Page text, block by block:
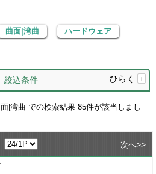
曲面|湾曲 ハードウェア
絞込条件 ひらく +
|湾曲”での検索結果 85件が該当しまし
次へ>>